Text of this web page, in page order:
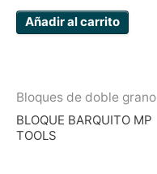
Añadir al carrito
Bloques de doble grano
BLOQUE BARQUITO MP
TOOLS